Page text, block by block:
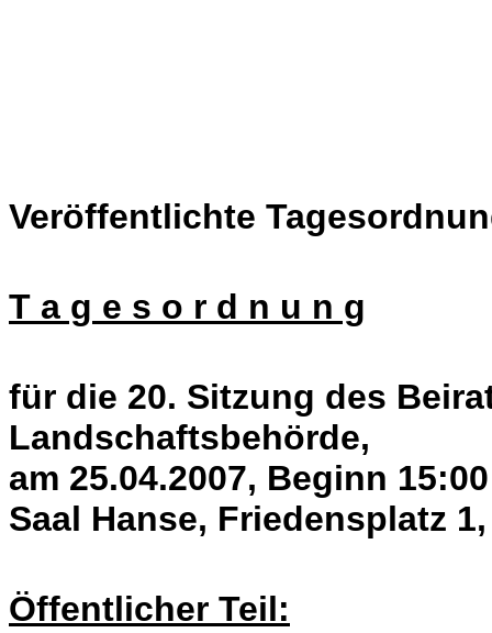
Veröffentlichte
T a g e s o r d n u n g
für die 20. Sitzung des
Landschaftsbehörde,
am 25.04.2007, Beginn
Saal Hanse, Friedensplatz
Öffentlicher Teil: